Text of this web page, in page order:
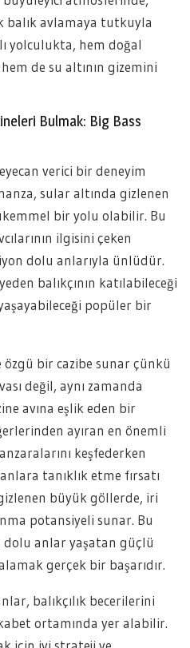
balık avlamaya tutkuyla
yolculukta, hem doğal
de su altının gizemini
Bulmak: Big Bass
verici bir deneyim
sular altında gizlenen
bir yolu olabilir. Bu
ilgisini çeken
dolu anlarıyla ünlüdür.
balıkçının katılabileceği
popüler bir
özgü bir cazibe sunar çünkü
değil, aynı zamanda
avına eşlik eden bir
ayıran en önemli
keşfederken
tanıklık etme fırsatı
büyük göllerde, iri
potansiyeli sunar. Bu
anlar yaşatan güçlü
gerçek bir başarıdır.
balıkçılık becerilerini
ortamında yer alabilir.